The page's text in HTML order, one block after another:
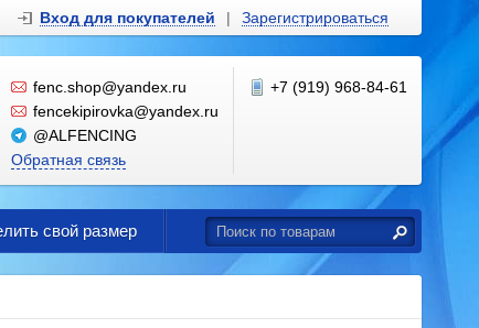
Вход для покупателей | Зарегистрироваться
fenc.shop@yandex.ru
fencekipirovka@yandex.ru
@ALFENCING
Обратная связь
+7 (919) 968-84-61
свой размер